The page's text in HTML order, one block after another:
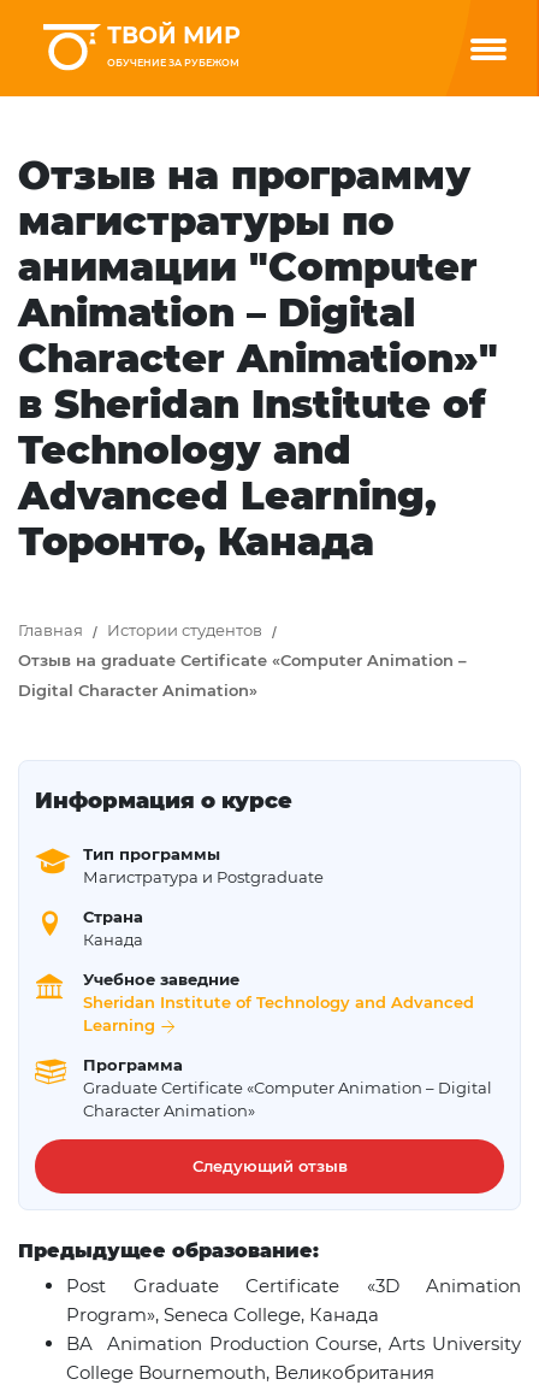
ТВОЙ МИР
ОБУЧЕНИЕ ЗА РУБЕЖОМ
Отзыв на программу
магистратуры по
анимации "Computer
Animation – Digital
Character Animation»"
в Sheridan Institute of
Technology and
Advanced Learning,
Торонто, Канада
Главная
Истории студентов
Отзыв на graduate Certificate «Computer Animation –
Digital Character Animation»
Информация о курсе
Тип программы
Магистратура и Postgraduate
Страна
Канада
Учебное заведние
Sheridan Institute of Technology and Advanced
Learning
Программа
Graduate Certificate «Computer Animation – Digital
Character Animation»
Следующий отзыв
Предыдущее образование:
Post Graduate Certificate «3D Animation
Program», Seneca College, Канада
BA Animation Production Course, Arts University
College Bournemouth, Великобритания